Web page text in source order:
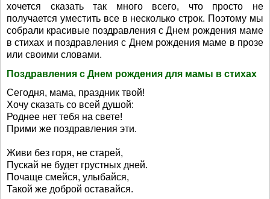
хочется сказать так много всего, что просто не
получается уместить все в несколько строк. Поэтому мы
собрали красивые поздравления с Днем рождения маме
в стихах и поздравления с Днем рождения маме в прозе
или своими словами.
Поздравления с Днем рождения для мамы в стихах
Сегодня, мама, праздник твой!
Хочу сказать со всей душой:
Роднее нет тебя на свете!
Прими же поздравления эти.
Живи без горя, не старей,
Пускай не будет грустных дней.
Почаще смейся, улыбайся,
Такой же доброй оставайся.